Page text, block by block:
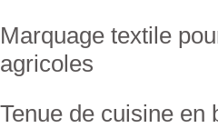
Marquage textile
agricoles
Tenue de cuisine en